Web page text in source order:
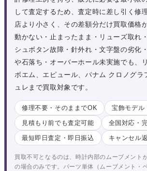
して査定するため、査定時に差し引く修
店より小さく、その差額分だけ買取価格
動かない・止まったまま・リューズ取れ
シュボタン故障・針外れ・文字盤の劣化
や石落ち・オーバーホール未実施でも、
ボエム、エピュール、パナム クロノグラ
ュレまで買取対象です。
修理不要・そのままでOK 宝飾モデル
見積もり前でも査定可能 全国対応・
最短即日査定・即日振込 キャンセル
買取不可となるのは、時計内部のムーブメント
の場合のみです。パーツ単体（ムーブメント・